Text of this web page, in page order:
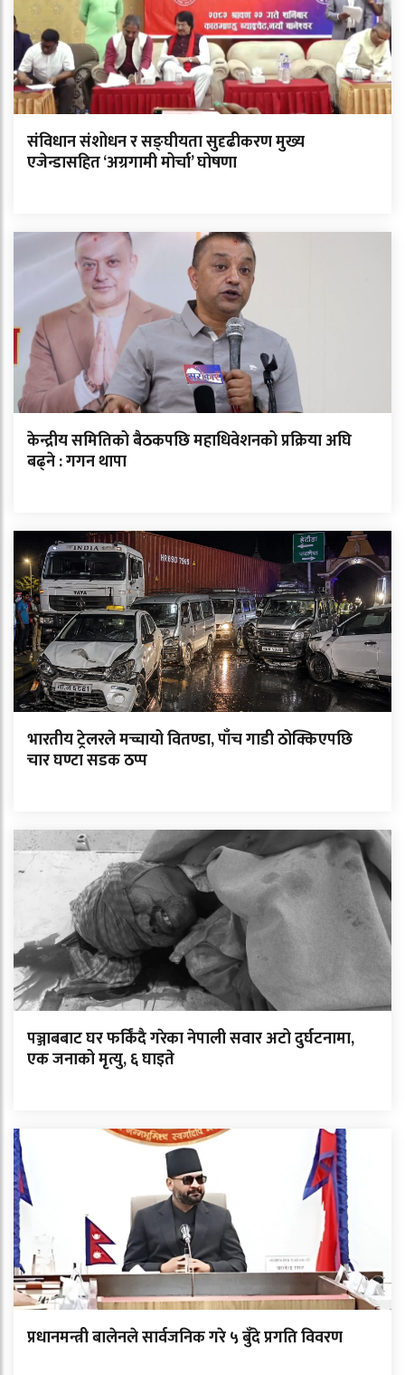
संविधान संशोधन र सङ्घीयता सुदृढीकरण मुख्य
एजेन्डासहित ‘अग्रगामी मोर्चा’ घोषणा
केन्द्रीय समितिको बैठकपछि महाधिवेशनको प्रक्रिया अघि
बढ्ने : गगन थापा
भारतीय ट्रेलरले मच्चायो वितण्डा, पाँच गाडी ठोक्किएपछि
चार घण्टा सडक ठप्प
पञ्जाबबाट घर फर्किंदै गरेका नेपाली सवार अटो दुर्घटनामा,
एक जनाको मृत्यु, ६ घाइते
प्रधानमन्त्री बालेनले सार्वजनिक गरे ५ बुँदे प्रगति विवरण